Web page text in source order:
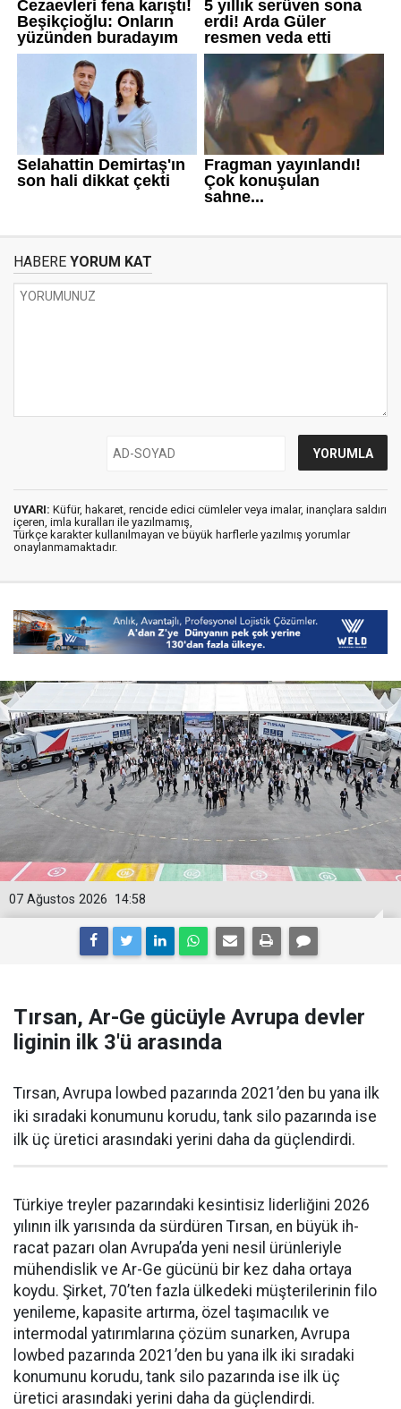
HABERE YORUM KAT
UYARI: Küfür, hakaret, rencide edici cümleler veya imalar, inançlara saldırı
içeren, imla kuralları ile yazılmamış,
Türkçe karakter kullanılmayan ve büyük harflerle yazılmış yorumlar
onaylanmamaktadır.
14:58
07 Ağustos 2026
Tırsan, Ar-Ge gücüyle Avrupa devler
liginin ilk 3'ü arasında
Tırsan, Avrupa lowbed pazarında 2021’den bu yana ilk
iki sıradaki konumunu korudu, tank silo pazarında ise
ilk üç üretici arasındaki yerini daha da güçlen­dirdi.
Türkiye treyler pazarın­daki kesintisiz liderliğini 2026
yılının ilk yarısında da sürdüren Tırsan, en büyük ih­
racat pazarı olan Avrupa’da yeni nesil ürünleriyle
mühendislik ve Ar-Ge gücünü bir kez daha orta­ya
koydu. Şirket, 70’ten fazla ül­kedeki müşterilerinin filo
yenile­me, kapasite artırma, özel taşıma­cılık ve
intermodal yatırımlarına çözüm sunarken, Avrupa
lowbed pazarında 2021’den bu yana ilk iki sıradaki
konumunu korudu, tank silo pazarında ise ilk üç
üretici arasındaki yerini daha da güçlen­dirdi.